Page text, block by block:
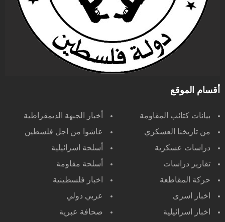
أقسام الموقع
بيانات كتائب المقاومة
أخبار الجبهة الديمقراطية
من تاريخنا العسكري
عاشوا من اجل فلسطين
دراسات عسكرية
أسلحة اسرائيلية
تقارير دراسات
أسلحة مقاومة
حركة المقاطعة
اخبار فلسطينية
اخبار اسرى
عربي دولي
اخبار اسرائيلية
صحافة عبرية